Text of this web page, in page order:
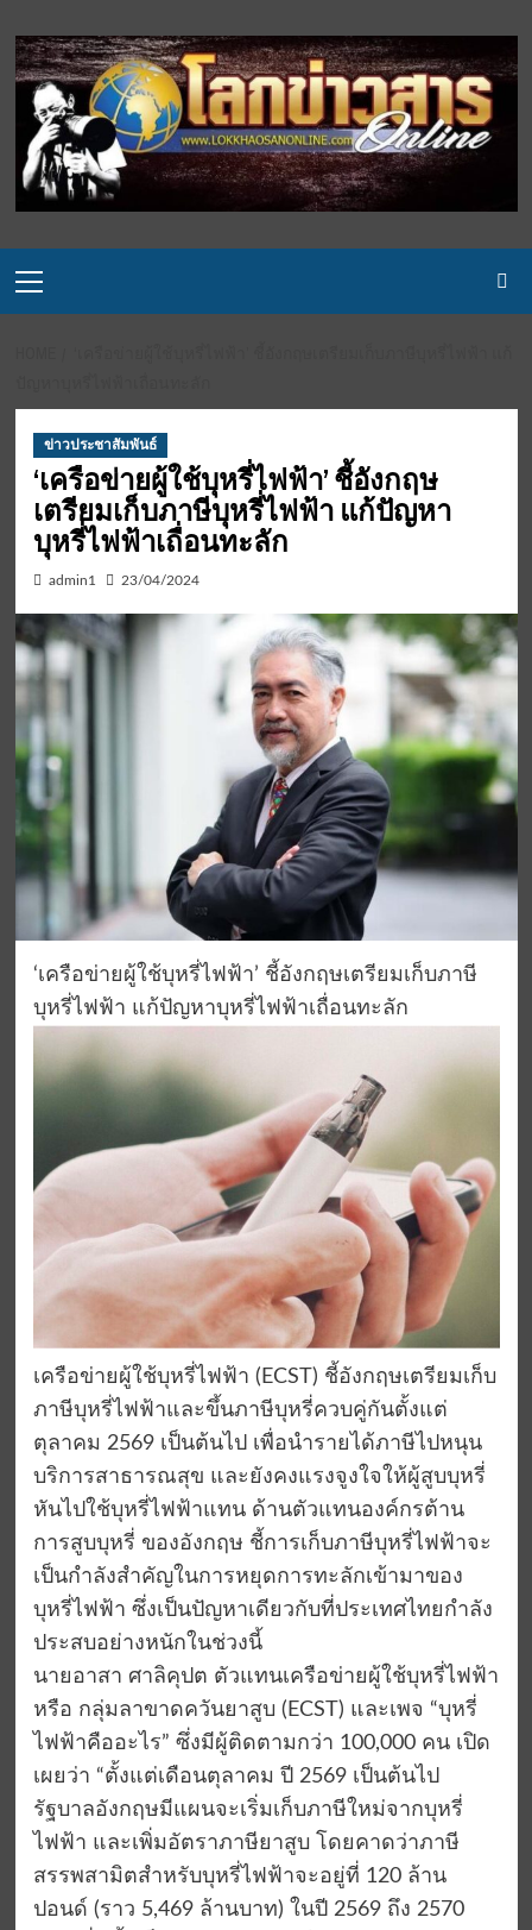
to
content
Menu
ข่าวประชาสัมพันธ์
‘เครือข่ายผู้ใช้บุหรี่ไฟฟ้า’ ชี้อังกฤษ
เตรียมเก็บภาษีบุหรี่ไฟฟ้า แก้ปัญหา
บุหรี่ไฟฟ้าเถื่อนทะลัก
admin1 23/04/2024
‘เครือข่ายผู้ใช้บุหรี่ไฟฟ้า’ ชี้อังกฤษเตรียมเก็บภาษี
บุหรี่ไฟฟ้า แก้ปัญหาบุหรี่ไฟฟ้าเถื่อนทะลัก
เครือข่ายผู้ใช้บุหรี่ไฟฟ้า (ECST) ชี้อังกฤษเตรียมเก็บ
ภาษีบุหรี่ไฟฟ้าและขึ้นภาษีบุหรี่ควบคู่กันตั้งแต่
ตุลาคม 2569 เป็นต้นไป เพื่อนำรายได้ภาษีไปหนุน
บริการสาธารณสุข และยังคงแรงจูงใจให้ผู้สูบบุหรี่
หันไปใช้บุหรี่ไฟฟ้าแทน ด้านตัวแทนองค์กรต้าน
การสูบบุหรี่ ของอังกฤษ ชี้การเก็บภาษีบุหรี่ไฟฟ้าจะ
เป็นกำลังสำคัญในการหยุดการทะลักเข้ามาของ
บุหรี่ไฟฟ้า ซึ่งเป็นปัญหาเดียวกับที่ประเทศไทยกำลัง
ประสบอย่างหนักในช่วงนี้
นายอาสา ศาลิคุปต ตัวแทนเครือข่ายผู้ใช้บุหรี่ไฟฟ้า
หรือ กลุ่มลาขาดควันยาสูบ (ECST) และเพจ “บุหรี่
ไฟฟ้าคืออะไร” ซึ่งมีผู้ติดตามกว่า 100,000 คน เปิด
เผยว่า “ตั้งแต่เดือนตุลาคม ปี 2569 เป็นต้นไป
รัฐบาลอังกฤษมีแผนจะเริ่มเก็บภาษีใหม่จากบุหรี่
ไฟฟ้า และเพิ่มอัตราภาษียาสูบ โดยคาดว่าภาษี
สรรพสามิตสำหรับบุหรี่ไฟฟ้าจะอยู่ที่ 120 ล้าน
ปอนด์ (ราว 5,469 ล้านบาท) ในปี 2569 ถึง 2570